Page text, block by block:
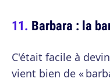
Barbara : la
C'était facile à
vient bien de «